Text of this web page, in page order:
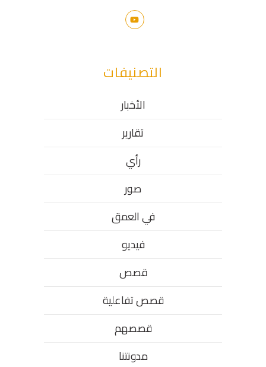
التصنيفات
الأخبار
تقارير
رأي
صور
في العمق
فيديو
قصص
قصص تفاعلية
قصصهم
مدونتنا